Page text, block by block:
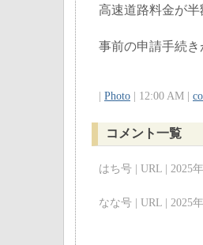
高速道路料金が半
事前の申請手続き
Photo | 12:00 AM |
コメント一覧
はち号 | URL | 2025
なな号 | URL | 2025